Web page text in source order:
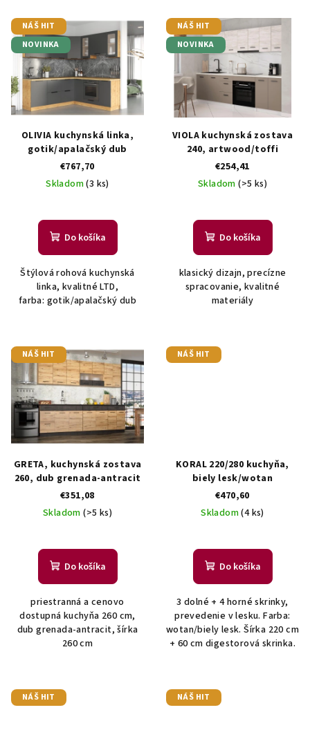
r
o
u
k
V
ý
p
s
p
NÁŠ HIT
NOVINKA
OLIVIA kuchynská linka,
gotik/apalačský dub
€767,70
Skladom(3 ks)
Do košíka
Štýlová rohová kuchynská
linka, kvalitné LTD,
farba: gotik/apalačský dub
NÁŠ HIT
NOVINKA
VIOLA kuchynská zostava
240, artwood/toffi
€254,41
Skladom(>5 ks)
Do košíka
klasický dizajn, precízne
spracovanie, kvalitné
materiály
NÁŠ HIT
GRETA, kuchynská zostava
260, dub grenada-antracit
€351,08
Skladom(>5 ks)
Do košíka
priestranná a cenovo
dostupná kuchyňa 260 cm,
dub grenada-antracit, šírka
260 cm
NÁŠ HIT
KORAL 220/280 kuchyňa,
biely lesk/wotan
€470,60
Skladom(4 ks)
Do košíka
3 dolné + 4 horné skrinky,
prevedenie v lesku. Farba:
wotan/biely lesk. Šírka 220 cm
+ 60 cm digestorová skrinka.
NÁŠ HIT NÁŠ HIT